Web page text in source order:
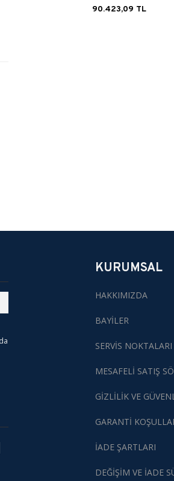
90.423,09 TL
KURUMSAL
HAKKIMIZDA
BAYİLER
SERVİS NOKTALARI
MESAFELİ SATIŞ
GİZLİLİK VE
GARANTİ
İADE ŞARTLARI
DEĞİŞİM VE İADE